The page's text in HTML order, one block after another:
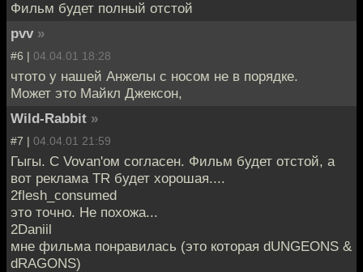
Фильм будет полный отстой
pvv »
#6 | 04.04.01 18:28
чтото у нашей Анжелы с носом не в порядке.
Может это Майкл Джексон,
Wild-Rabbit »
#7 | 04.04.01 21:59
Гыгы. С Vovan'ом согласен. Фильм будет отстой, а
вот реклама TR будет хорошая....
2flesh_consumed
это точно. Не похожа...
2Daniil
мне фильма понравилась (это которая dUNGEONS &
dRAGONS)